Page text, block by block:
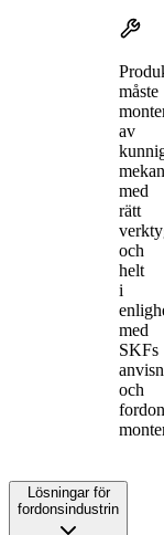
måste
av
med
rätt
och
helt
i
med
SKFs
och
Lösningar för
fordonsindustrin